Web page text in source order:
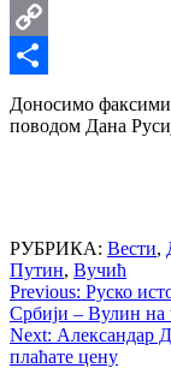
Email
Copy
Link
Share
Доносимо
поводом Дана
РУБРИКА: Вести,
Путин, Вучић
Post
navigation
Previous: Руско
Србији – Вулин на
Next: Александар
плаћате цену